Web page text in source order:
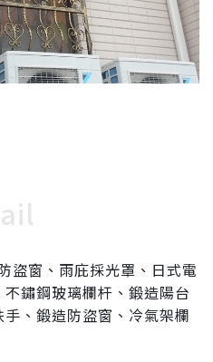
盜窗、雨庇採光罩、日式電
鏽鋼玻璃欄杆、鍛造陽台
、鍛造防盜窗、冷氣架欄